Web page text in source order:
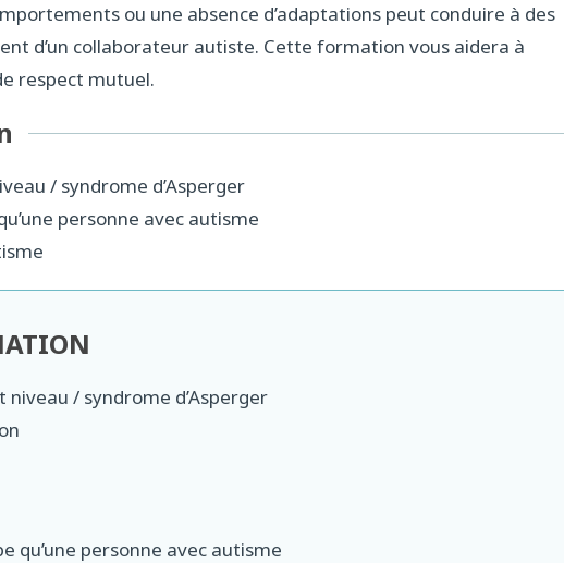
ou une absence d’adaptations peut conduire à des
d’un collaborateur autiste. Cette formation vous aidera à
respect mutuel.
/ syndrome d’Asperger
personne avec autisme
/ syndrome d’Asperger
qu’une personne avec autisme